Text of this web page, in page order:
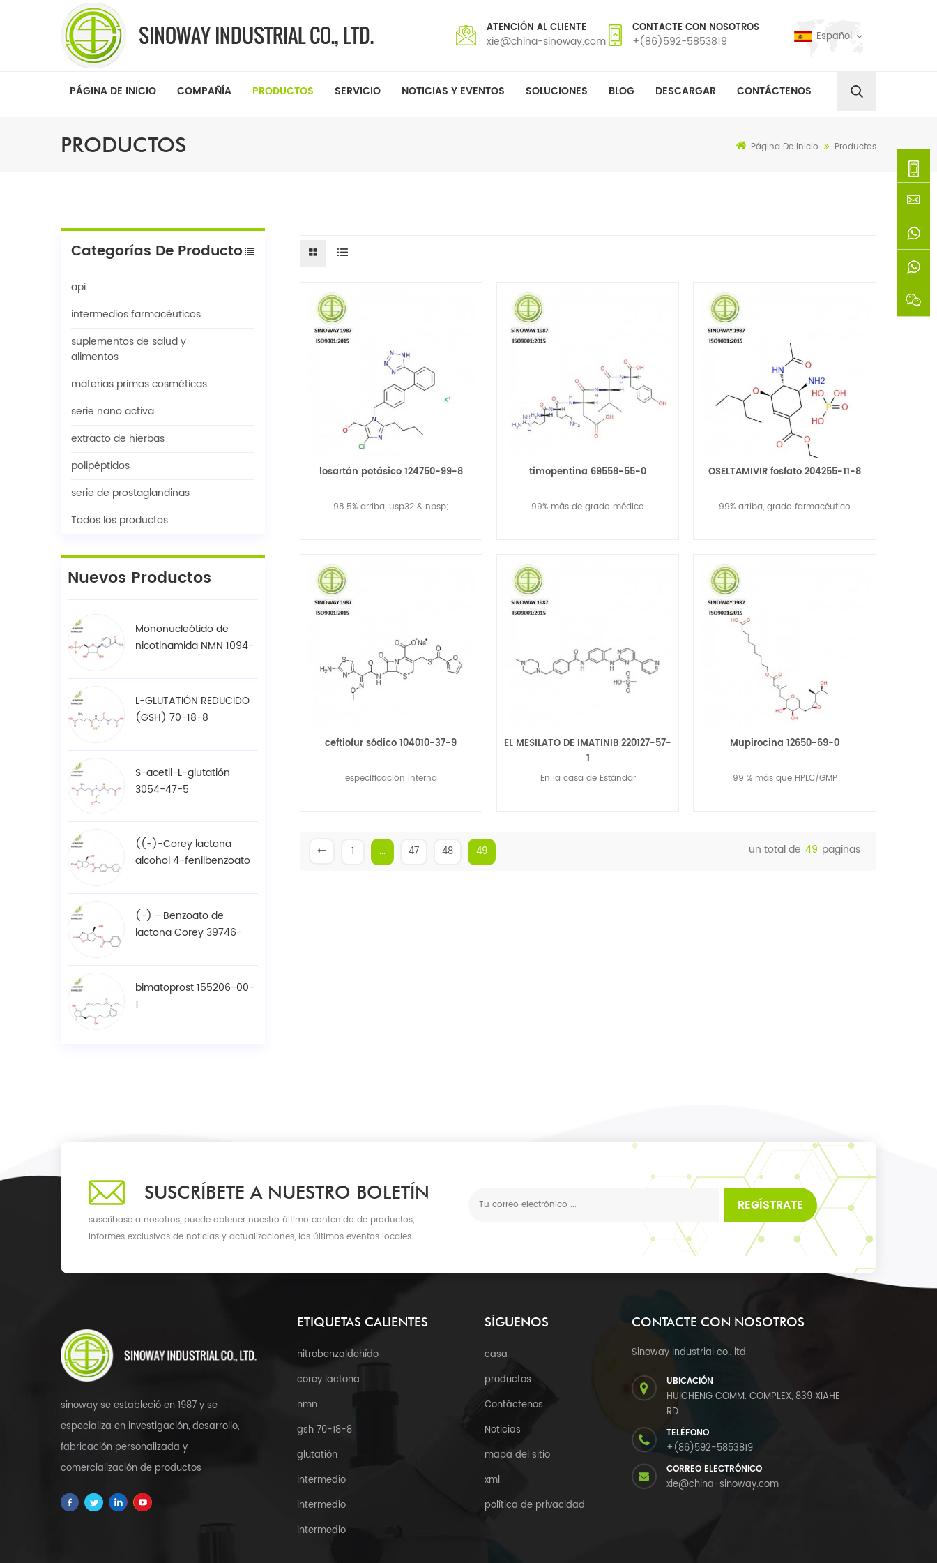
ATENCIÓN AL CLIENTE
xie@china-sinoway.com
CONTACTE CON NOSOTROS
+(86)592-5853819 Español
PÁGINA DE INICIO COMPAÑÍA PRODUCTOS SERVICIO NOTICIAS Y EVENTOS SOLUCIONES BLOG DESCARGAR CONTÁCTENOS
PRODUCTOS Página De Inicio Productos
Categorías De Producto
api
intermedios farmacéuticos
suplementos de salud y
alimentos
materias primas cosméticas
serie nano activa
extracto de hierbas
polipéptidos
serie de prostaglandinas
Todos los productos
Nuevos Productos
Mononucleótido de
nicotinamida NMN 1094-
L-GLUTATIÓN REDUCIDO
(GSH) 70-18-8
S-acetil-L-glutatión
3054-47-5
((-)-Corey lactona
alcohol 4-fenilbenzoato
(-) - Benzoato de
lactona Corey 39746-
bimatoprost 155206-00-
1
losartán potásico 124750-99-8
98.5% arriba, usp32 & nbsp;
timopentina 69558-55-0
99% más de grado médico
OSELTAMIVIR fosfato 204255-11-8
99% arriba, grado farmacéutico
ceftiofur sódico 104010-37-9
especificación interna
Lee Mas
EL MESILATO DE IMATINIB 220127-57-
1
En la casa de Estándar
Mupirocina 12650-69-0
99 % más que HPLC/GMP
1 ... 47 48 49 un total de 49 paginas
SUSCRÍBETE A NUESTRO BOLETÍN
suscríbase a nosotros, puede obtener nuestro último contenido de productos,
informes exclusivos de noticias y actualizaciones, los últimos eventos locales
REGÍSTRATE
sinoway se estableció en 1987 y se
especializa en investigación, desarrollo,
fabricación personalizada y
comercialización de productos
salud; Complementos alimenticios,
ETIQUETAS CALIENTES
nitrobenzaldehído
corey lactona
nmn
gsh 70-18-8
glutatión
intermedio
intermedio
intermedio
SÍGUENOS
casa
productos
Contáctenos
Noticias
mapa del sitio
xml
política de privacidad
CONTACTE CON NOSOTROS
Sinoway Industrial co., ltd.
UBICACIÓN
HUICHENG COMM. COMPLEX, 839 XIAHE
RD.
TELÉFONO
+(86)592-5853819
CORREO ELECTRÓNICO
xie@china-sinoway.com
5853819